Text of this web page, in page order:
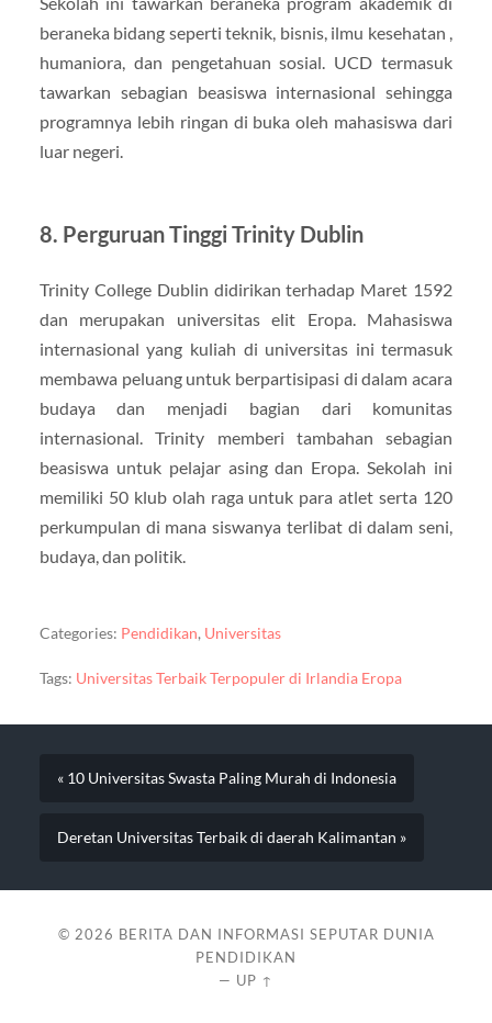
beraneka bidang seperti teknik, bisnis, ilmu kesehatan ,
humaniora, dan pengetahuan sosial. UCD termasuk
tawarkan sebagian beasiswa internasional sehingga
programnya lebih ringan di buka oleh mahasiswa dari
luar negeri.
8. Perguruan Tinggi Trinity Dublin
Trinity College Dublin didirikan terhadap Maret 1592
dan merupakan universitas elit Eropa. Mahasiswa
internasional yang kuliah di universitas ini termasuk
membawa peluang untuk berpartisipasi di dalam acara
budaya dan menjadi bagian dari komunitas
internasional. Trinity memberi tambahan sebagian
beasiswa untuk pelajar asing dan Eropa. Sekolah ini
memiliki 50 klub olah raga untuk para atlet serta 120
perkumpulan di mana siswanya terlibat di dalam seni,
budaya, dan politik.
Categories: Pendidikan, Universitas
Tags: Universitas Terbaik Terpopuler di Irlandia Eropa
« 10 Universitas Swasta Paling Murah di Indonesia
Deretan Universitas Terbaik di daerah Kalimantan »
© 2026 BERITA DAN INFORMASI SEPUTAR DUNIA
PENDIDIKAN
— UP ↑